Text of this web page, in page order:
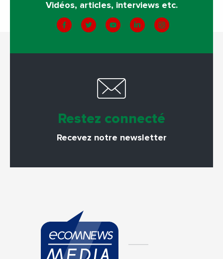
Vidéos, articles, interviews etc.
Restez connecté
Recevez notre newsletter